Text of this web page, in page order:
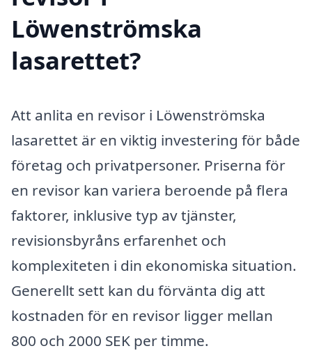
Löwenströmska
lasarettet?
Att anlita en revisor i Löwenströmska
lasarettet är en viktig investering för både
företag och privatpersoner. Priserna för
en revisor kan variera beroende på flera
faktorer, inklusive typ av tjänster,
revisionsbyråns erfarenhet och
komplexiteten i din ekonomiska situation.
Generellt sett kan du förvänta dig att
kostnaden för en revisor ligger mellan
800 och 2000 SEK per timme.